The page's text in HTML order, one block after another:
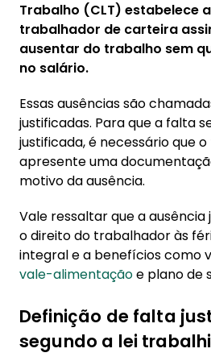
aceitar a falta justificada?
5.1. Como recorrer
desconto ilegal
Trabalho (CLT) estabelece
trabalhador de carteira
ausentar do trabalho sem
no salário.
Essas ausências são
justificadas. Para que a falta
justificada, é necessário que
apresente uma
motivo da ausência.
Vale ressaltar que a
o direito do trabalhador às
integral e a benefícios como
vale-alimentaçãoe plano de
Definição de falta
segundo a lei